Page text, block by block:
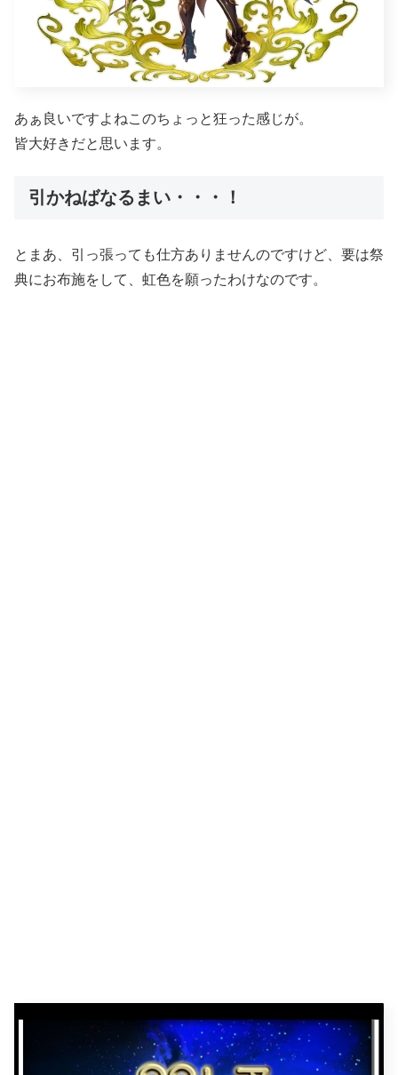
あぁ良いですよねこのちょっと狂った感じが。
皆大好きだと思います。
引かねばなるまい・・・！
とまあ、引っ張っても仕方ありませんのですけど、要は祭
典にお布施をして、虹色を願ったわけなのです。